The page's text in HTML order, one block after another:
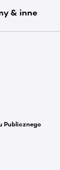
& inne
Publicznego